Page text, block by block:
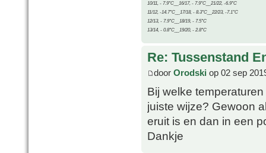
10/11, - 7.9°C__16/17, - 7.9°C__21/22, -6.9°C
11/12, -14.7°C__17/18, - 8.3°C__22/23, -7.1°C
12/13, - 7.9°C__18/19, - 7.5°C
13/14, - 0.8°C__19/20, - 2.8°C
Re: Tussenstand
door Orodski op 02 sep
Bij welke
juiste wijze? Gewoon
eruit is en dan in een
Dankje